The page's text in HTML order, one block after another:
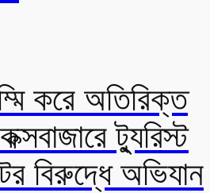
করে অতিরিক্ত
ট্যুরিস্ট
বিরুদ্ধে অভিযান